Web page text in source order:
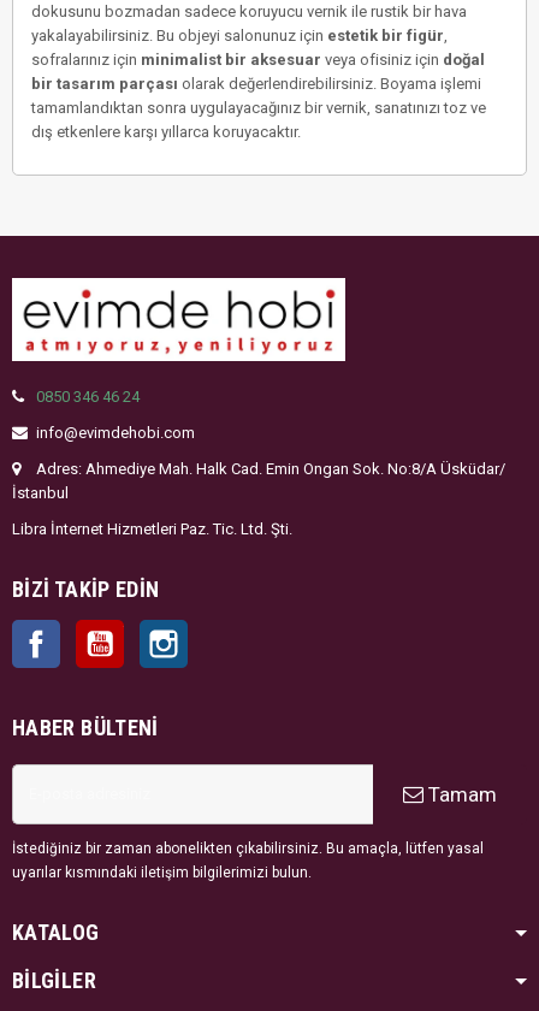
dokusunu bozmadan sadece koruyucu vernik ile rustik bir hava
yakalayabilirsiniz. Bu objeyi salonunuz için estetik bir figür
sofralarınız için minimalist bir aksesuar veya ofisiniz için doğal
bir tasarım parçası olarak değerlendirebilirsiniz. Boyama işlemi
tamamlandıktan sonra uygulayacağınız bir vernik, sanatınızı toz ve
dış etkenlere karşı yıllarca koruyacaktır.
0850 346 46 24
info@evimdehobi.com
Adres: Ahmediye Mah. Halk Cad. Emin Ongan Sok. No:8/A Üsküdar/
İstanbul
Libra İnternet Hizmetleri Paz. Tic. Ltd. Şti.
BIZI TAKIP EDIN
Facebook YouTube
HABER BÜLTENI
Tamam
İstediğiniz bir zaman abonelikten çıkabilirsiniz. Bu amaçla, lütfen yasal
uyarılar kısmındaki iletişim bilgilerimizi bulun.
KATALOG
BİLGİLER